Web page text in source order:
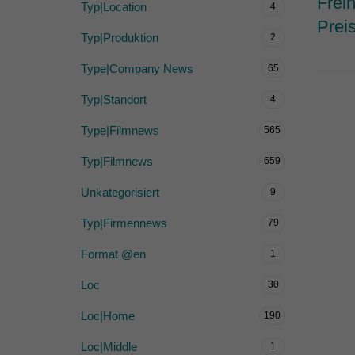
Preis
Typ|Location 4
Typ|Produktion 2
Type|Company News 65
Typ|Standort 4
Type|Filmnews 565
Typ|Filmnews 659
Unkategorisiert 9
Typ|Firmennews 79
Format @en 1
Loc 30
Loc|Home 190
Loc|Middle 1